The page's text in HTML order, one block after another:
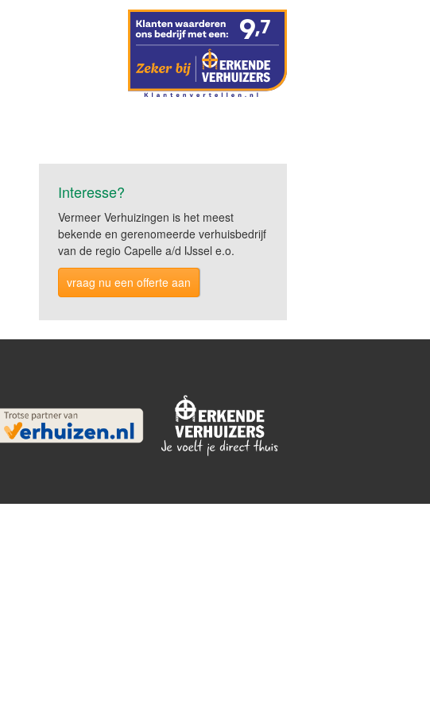
Interesse?
Vermeer Verhuizingen is het meest
bekende en gerenomeerde verhuisbedrijf
van de regio Capelle a/d IJssel e.o.
vraag nu een offerte aan